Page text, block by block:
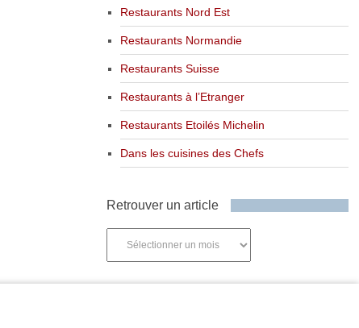
Restaurants Nord Est
Restaurants Normandie
Restaurants Suisse
Restaurants à l’Etranger
Restaurants Etoilés Michelin
Dans les cuisines des Chefs
Retrouver un article